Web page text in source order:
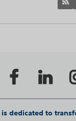
is dedicated to